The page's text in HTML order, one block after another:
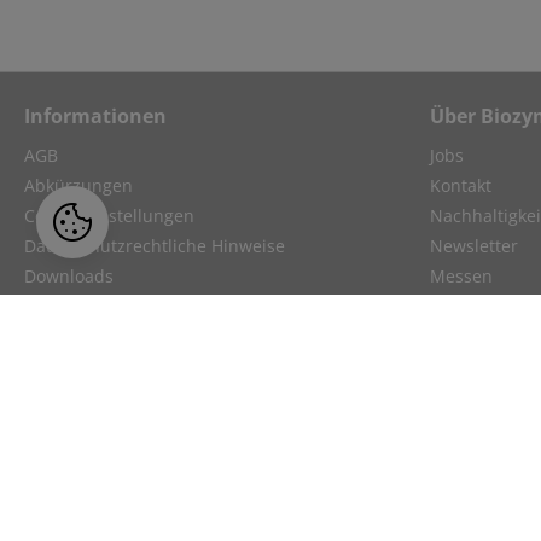
Informationen
AGB
Abkürzungen
Cookie-Einstellungen
Datenschutzrechtliche Hinweise
Downloads
Über
Jobs
Kontakt
Newsletter
Messen